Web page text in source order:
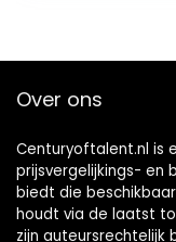
Over ons
Centuryoftalent.nl is
prijsvergelijkings- en
biedt die
houdt via de laatst
zijn auteursrechtelijk